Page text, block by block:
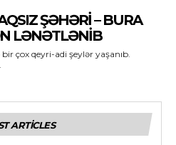
ŞƏHƏRI – BURA
LƏNƏTLƏNİB
çox qeyri-adi şeylər yaşanıb.
ARTICLES